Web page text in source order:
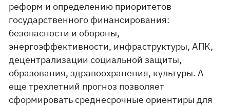
реформ и определению приоритетов
государственного финансирования:
безопасности и обороны,
энергоэффективности, инфраструктуры, АПК,
децентрализации социальной защиты,
образования, здравоохранения, культуры. А
еще трехлетний прогноз позволяет
сформировать среднесрочные ориентиры для